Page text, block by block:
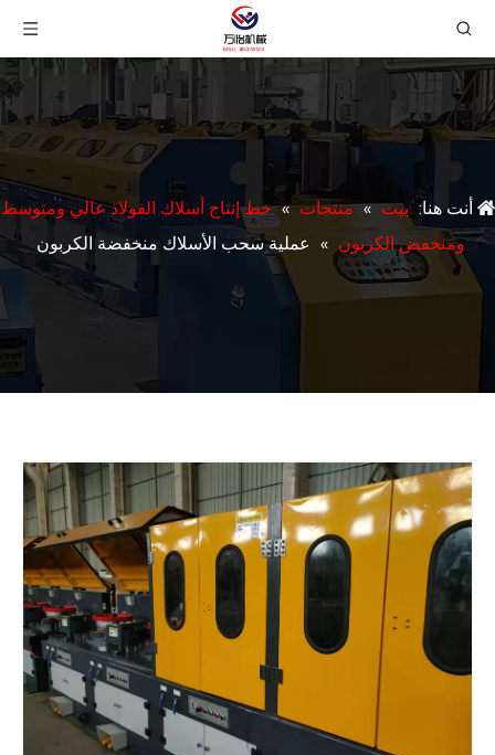
أنت هنا: بيت » منتجات » خط إنتاج أسلاك الفولاذ عالي ومتوسط
​​ومنخفض الكربون » عملية سحب الأسلاك منخفضة الكربون